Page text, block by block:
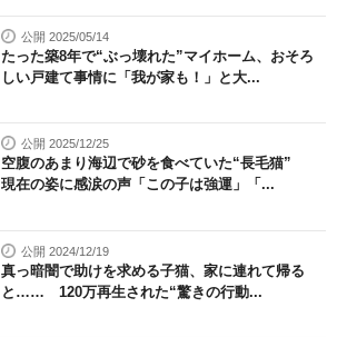
公開 2025/05/14
たった築8年で“ぶっ壊れた”マイホーム、おそろ
しい戸建て事情に「我が家も！」と大...
公開 2025/12/25
空腹のあまり海辺で砂を食べていた“長毛猫”
現在の姿に感涙の声「この子は強運」「...
公開 2024/12/19
真っ暗闇で助けを求める子猫、家に連れて帰る
と…… 120万再生された“驚きの行動...